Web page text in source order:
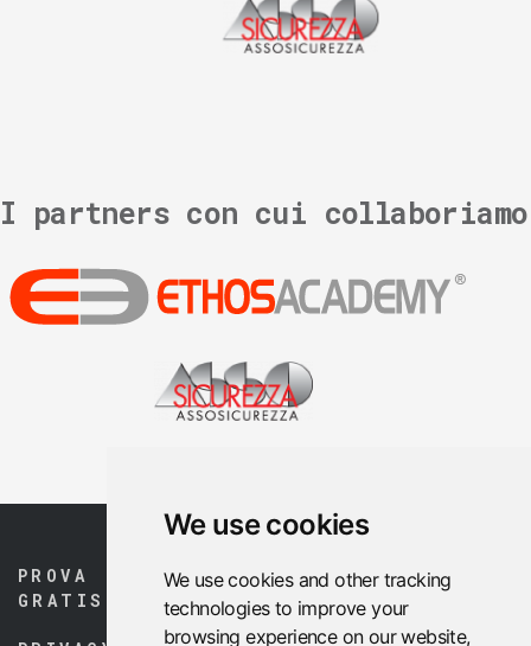
We use cookies
We use cookies and other tracking
technologies to improve your
browsing experience on our website,
I partners con cui collaboriamo
PROVA
GRATIS
ETHOS MEDIA GROUP SRL
Via Pier Luigi da Palestrina,
6